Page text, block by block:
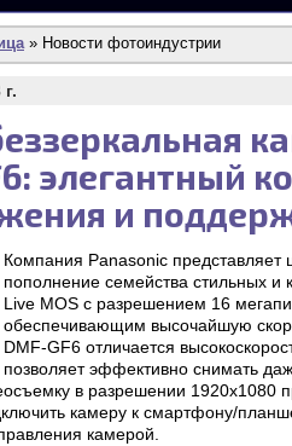
» Новости фотоиндустрии
элегантный
и
Компания Panasonic
пополнение семейства стильных
Live MOS с разрешением 16
обеспечивающим высочайшую
DMF-GF6 отличается
позволяет эффективно снимать
в разрешении 1920x1080
камеру к смартфону/
камерой.